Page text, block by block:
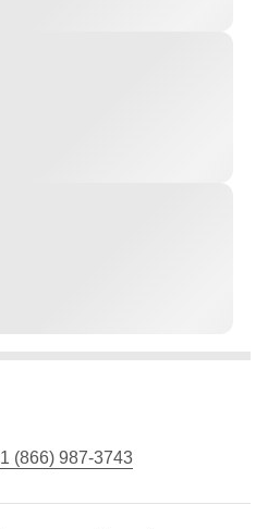
1 (866) 987-3743